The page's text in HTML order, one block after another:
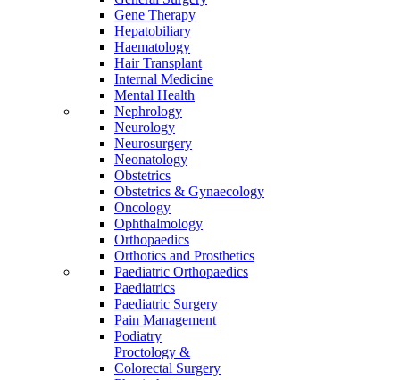
Gene Therapy
Hepatobiliary
Haematology
Hair Transplant
Internal Medicine
Mental Health
Nephrology
Neurology
Neurosurgery
Neonatology
Obstetrics
Obstetrics & Gynaecology
Oncology
Ophthalmology
Orthopaedics
Orthotics and Prosthetics
Paediatric Orthopaedics
Paediatrics
Paediatric Surgery
Pain Management
Podiatry
Proctology &
Colorectal Surgery